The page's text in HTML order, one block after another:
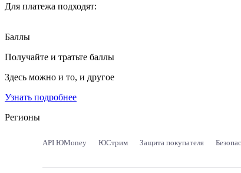
Для платежа подходят:
Баллы
Получайте и тратьте баллы
Здесь можно и то, и другое
Узнать подробнее
Регионы
API ЮMoney ЮСтрим Защита покупателя